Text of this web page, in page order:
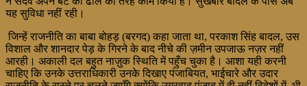
यह सुविधा नहीं रही।
जिन्हें राजनीति का बाबा बोहड़ (बरगद) कहा जाता था, परकाश सिंह बादल, उस
विशाल और शानदार पेड़ के गिरने के बाद नीचे की ज़मीन उपजाऊ नज़र नहीं
आरही। अकाली दल बहुत नाज़ुक स्थिति में पहुँच चुका है। आशा यही करनी
चाहिए कि उनके उत्तराधिकारी उनके दिखाए पंजाबियत, भाईचारे और उदार